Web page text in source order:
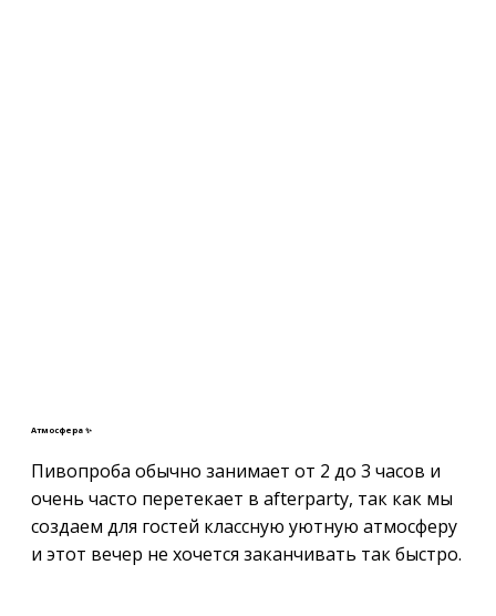
Атмосфера ✨
Пивопроба обычно занимает от 2 до 3 часов и
очень часто перетекает в afterparty, так как мы
создаем для гостей классную уютную атмосферу
и этот вечер не хочется заканчивать так быстро.